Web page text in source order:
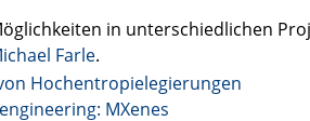
in unterschiedlichen
Farle.
Hochentropielegierungen
MXenes